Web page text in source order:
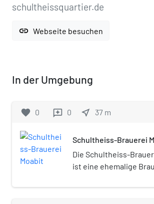
schultheissquartier.de
link Webseite besuchen
In der Umgebung
favorite 0 reviews 0 near_me 37 m
Schultheiss-Brauerei
Die Schultheiss-
ist eine ehemalige
in der Nähe des kleinen